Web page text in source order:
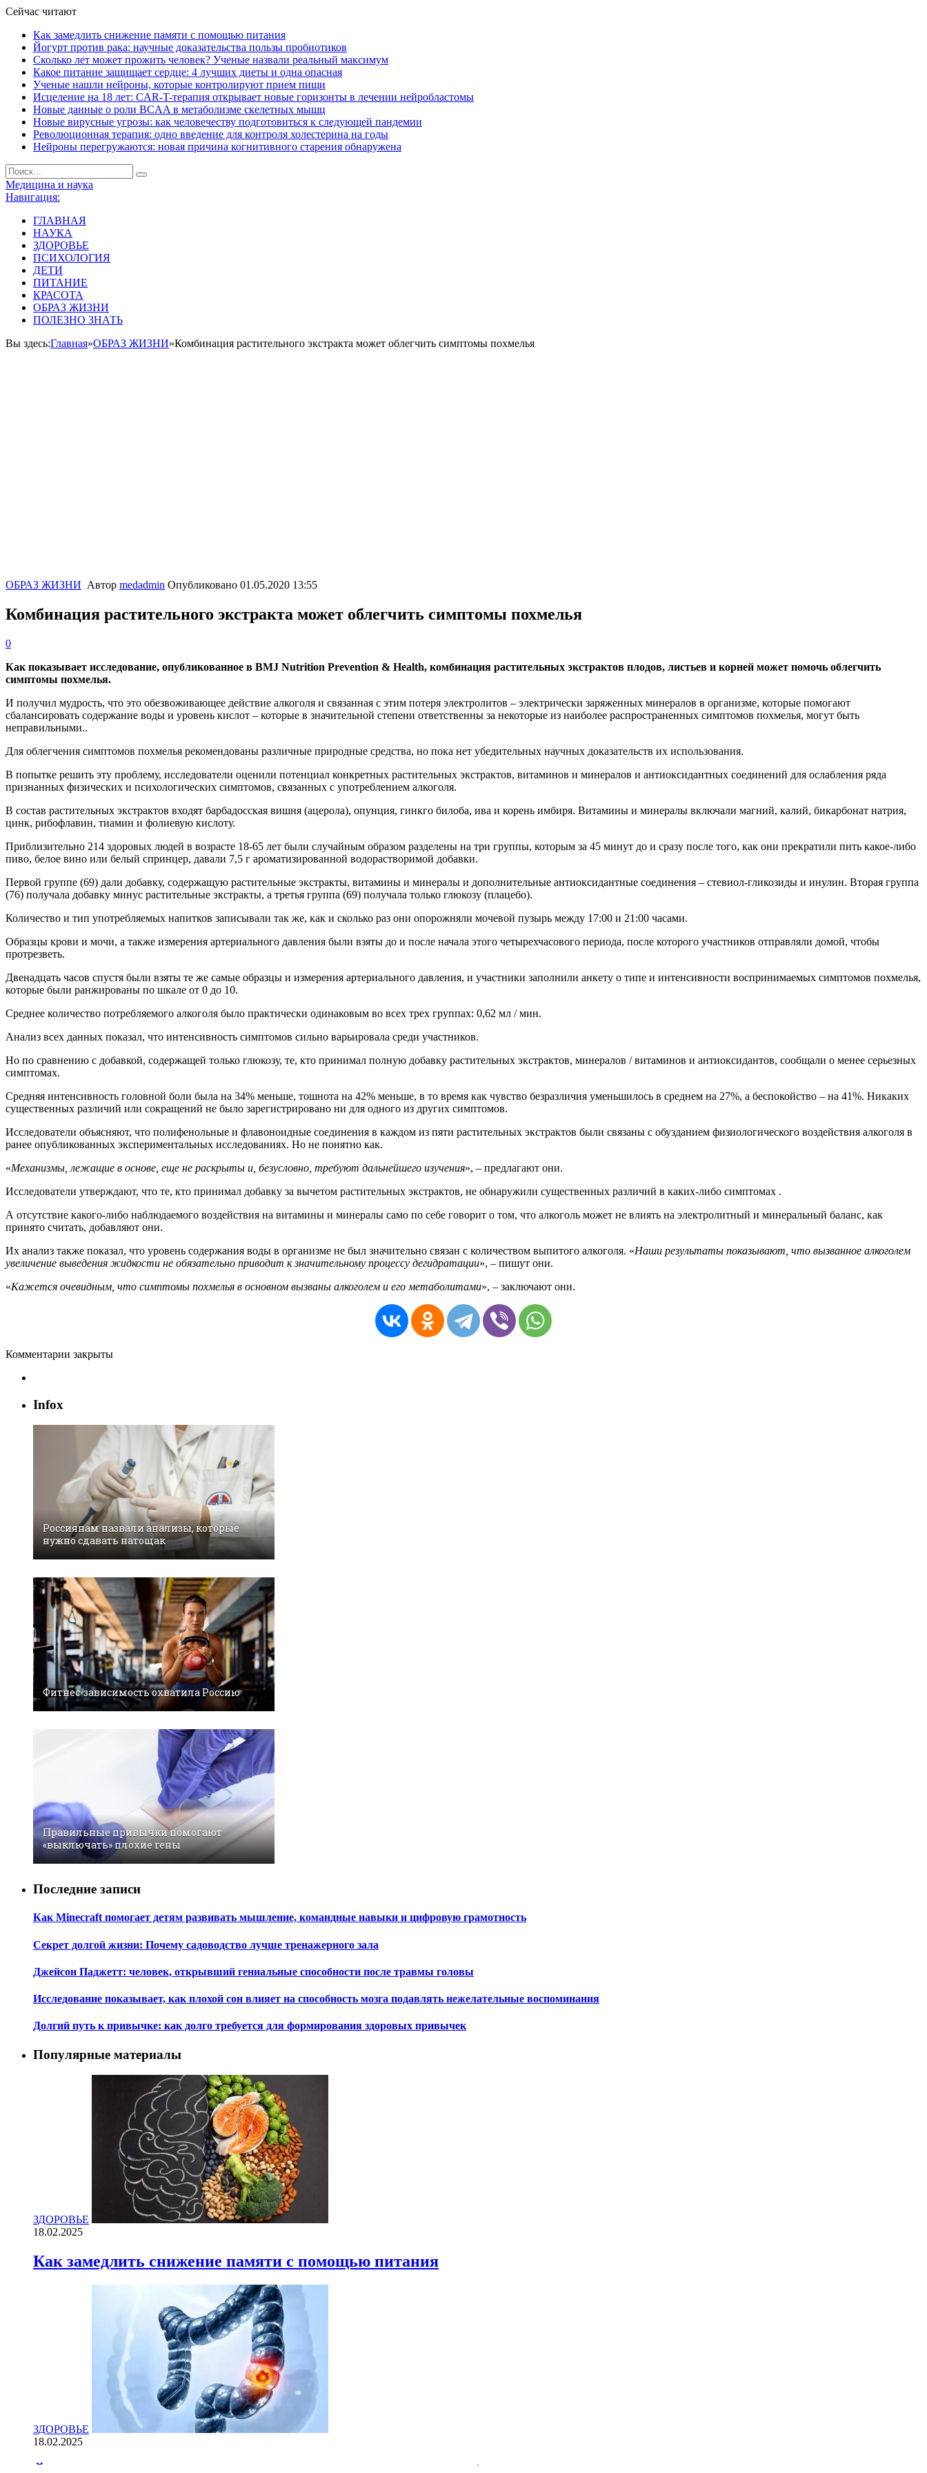
Сейчас читают
Как замедлить снижение памяти с помощью питания
Йогурт против рака: научные доказательства пользы пробиотиков
Сколько лет может прожить человек? Ученые назвали реальный максимум
Какое питание защищает сердце: 4 лучших диеты и одна опасная
Ученые нашли нейроны, которые контролируют прием пищи
Исцеление на 18 лет: CAR-T-терапия открывает новые горизонты в лечении нейробластомы
Новые данные о роли BCAA в метаболизме скелетных мышц
Новые вирусные угрозы: как человечеству подготовиться к следующей пандемии
Революционная терапия: одно введение для контроля холестерина на годы
Нейроны перегружаются: новая причина когнитивного старения обнаружена
Медицина и наука
Навигация:
ГЛАВНАЯ
НАУКА
ЗДОРОВЬЕ
ПСИХОЛОГИЯ
ДЕТИ
ПИТАНИЕ
КРАСОТА
ОБРАЗ ЖИЗНИ
ПОЛЕЗНО ЗНАТЬ
Вы здесь:Главная»ОБРАЗ ЖИЗНИ»Комбинация растительного экстракта может облегчить симптомы похмелья
ОБРАЗ ЖИЗНИ Автор medadmin Опубликовано 01.05.2020 13:55
Комбинация растительного экстракта может облегчить симптомы похмелья
0
Как показывает исследование, опубликованное в BMJ Nutrition Prevention & Health, комбинация растительных экстрактов плодов, листьев и корней может помочь облегчить
симптомы похмелья.
И получил мудрость, что это обезвоживающее действие алкоголя и связанная с этим потеря электролитов – электрически заряженных минералов в организме, которые помогают
сбалансировать содержание воды и уровень кислот – которые в значительной степени ответственны за некоторые из наиболее распространенных симптомов похмелья, могут быть
неправильными..
Для облегчения симптомов похмелья рекомендованы различные природные средства, но пока нет убедительных научных доказательств их использования.
В попытке решить эту проблему, исследователи оценили потенциал конкретных растительных экстрактов, витаминов и минералов и антиоксидантных соединений для ослабления ряда
признанных физических и психологических симптомов, связанных с употреблением алкоголя.
В состав растительных экстрактов входят барбадосская вишня (ацерола), опунция, гинкго билоба, ива и корень имбиря. Витамины и минералы включали магний, калий, бикарбонат натрия,
цинк, рибофлавин, тиамин и фолиевую кислоту.
Приблизительно 214 здоровых людей в возрасте 18-65 лет были случайным образом разделены на три группы, которым за 45 минут до и сразу после того, как они прекратили пить какое-либо
пиво, белое вино или белый спринцер, давали 7,5 г ароматизированной водорастворимой добавки.
Первой группе (69) дали добавку, содержащую растительные экстракты, витамины и минералы и дополнительные антиоксидантные соединения – стевиол-гликозиды и инулин. Вторая группа
(76) получала добавку минус растительные экстракты, а третья группа (69) получала только глюкозу (плацебо).
Количество и тип употребляемых напитков записывали так же, как и сколько раз они опорожняли мочевой пузырь между 17:00 и 21:00 часами.
Образцы крови и мочи, а также измерения артериального давления были взяты до и после начала этого четырехчасового периода, после которого участников отправляли домой, чтобы
протрезветь.
Двенадцать часов спустя были взяты те же самые образцы и измерения артериального давления, и участники заполнили анкету о типе и интенсивности воспринимаемых симптомов похмелья,
которые были ранжированы по шкале от 0 до 10.
Среднее количество потребляемого алкоголя было практически одинаковым во всех трех группах: 0,62 мл / мин.
Анализ всех данных показал, что интенсивность симптомов сильно варьировала среди участников.
Но по сравнению с добавкой, содержащей только глюкозу, те, кто принимал полную добавку растительных экстрактов, минералов / витаминов и антиоксидантов, сообщали о менее серьезных
симптомах.
Средняя интенсивность головной боли была на 34% меньше, тошнота на 42% меньше, в то время как чувство безразличия уменьшилось в среднем на 27%, а беспокойство – на 41%. Никаких
существенных различий или сокращений не было зарегистрировано ни для одного из других симптомов.
Исследователи объясняют, что полифенольные и флавоноидные соединения в каждом из пяти растительных экстрактов были связаны с обузданием физиологического воздействия алкоголя в
ранее опубликованных экспериментальных исследованиях. Но не понятно как.
«Механизмы, лежащие в основе, еще не раскрыты и, безусловно, требуют дальнейшего изучения», – предлагают они.
Исследователи утверждают, что те, кто принимал добавку за вычетом растительных экстрактов, не обнаружили существенных различий в каких-либо симптомах .
А отсутствие какого-либо наблюдаемого воздействия на витамины и минералы само по себе говорит о том, что алкоголь может не влиять на электролитный и минеральный баланс, как
принято считать, добавляют они.
Их анализ также показал, что уровень содержания воды в организме не был значительно связан с количеством выпитого алкоголя. «Наши результаты показывают, что вызванное алкоголем
увеличение выведения жидкости не обязательно приводит к значительному процессу дегидратации», – пишут они.
«Кажется очевидным, что симптомы похмелья в основном вызваны алкоголем и его метаболитами», – заключают они.
Комментарии закрыты
Infox
Россиянам назвали анализы, которые
нужно сдавать натощак
Фитнес-зависимость охватила Россию
Правильные привычки помогают
«выключать» плохие гены
Последние записи
Как Minecraft помогает детям развивать мышление, командные навыки и цифровую грамотность
Секрет долгой жизни: Почему садоводство лучше тренажерного зала
Джейсон Паджетт: человек, открывший гениальные способности после травмы головы
Исследование показывает, как плохой сон влияет на способность мозга подавлять нежелательные воспоминания
Долгий путь к привычке: как долго требуется для формирования здоровых привычек
Популярные материалы
ЗДОРОВЬЕ
18.02.2025
Как замедлить снижение памяти с помощью питания
ЗДОРОВЬЕ
18.02.2025